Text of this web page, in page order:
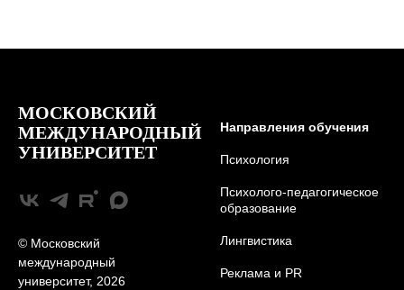
МОСКОВСКИЙ
МЕЖДУНАРОДНЫЙ
УНИВЕРСИТЕТ
© Московский
международный
университет, 2026
Направления обучения
Психология
Психолого-педагогическое
образование
Лингвистика
Реклама и PR